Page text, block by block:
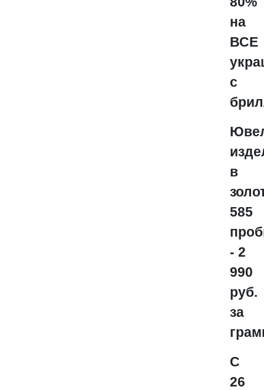
на
ВСЕ
с
в
585
- 2
990
руб.
за
С
26